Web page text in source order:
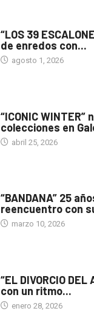
“LOS 39
de enredos con...
agosto 1, 2026
“ICONIC WINTER”
colecciones en
abril 25, 2026
“BANDANA” 25
reencuentro con
marzo 10, 2026
“EL DIVORCIO
con un ritmo...
enero 28, 2026